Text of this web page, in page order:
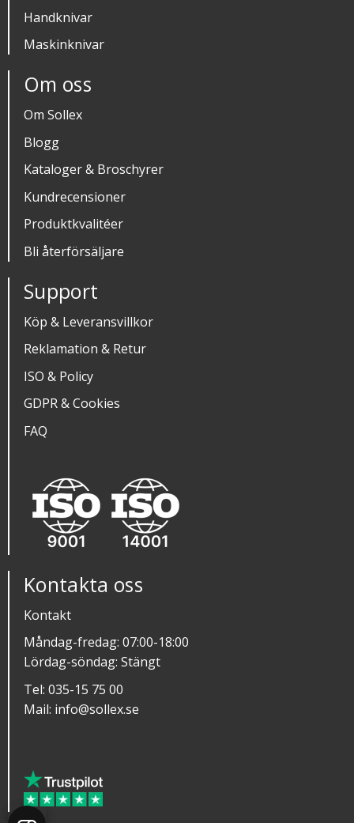
Handknivar
Maskinknivar
Om oss
Om Sollex
Blogg
Kataloger & Broschyrer
Kundrecensioner
Produktkvalitéer
Bli återförsäljare
Support
Köp & Leveransvillkor
Reklamation & Retur
ISO & Policy
GDPR & Cookies
FAQ
Kontakta oss
Kontakt
Måndag-fredag: 07:00-18:00
Lördag-söndag: Stängt
Tel: 035-15 75 00
Mail: info@sollex.se